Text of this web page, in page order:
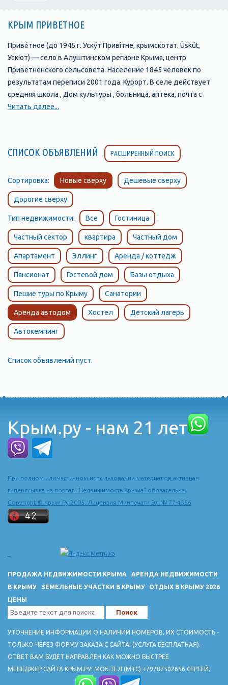
КРЫМ ПРИВЕТНОЕ
Приве́тное (до 1945 г. Уску́т Привітне, крымскотат. Üsküt,
Ускют) — село в Алуштинском регионе Крыма, центр
Приветненского сельсовета. Население 1845 человек по
результатам переписи 2001 года. Курорт. В селе действует
средняя школа , Дом культуры , больница, аптека, почта с
переговорным пунктом , восстановлена старинная мечеть .
Ускут, высота центра села над уровнем моря 72 м . Село
вытянулось вдоль автодороги Белогорск — Приветное,
же ближайшая железнодорожная станция. Село довольно
уединённое — расстояние до ближайших населённых пунктов
по шоссе около 15 км: Зеленогорье, Красносёловка
Белогорского района (через Главную гряду Крымских гор) и
Морское Судакского горсовета.
Читать далее...
СПИСОК ОБЪЯВЛЕНИЙ РАСШИРЕННЫЙ ПОИСК
Сортировка: Новые сверху Дешевые сверху
Дорогие сверху
Тип недвижимости: Все Гостиница
Частный сектор квартира Частный дом
Апартамент Эллинг Аренда / коттедж
Пансионат Гостевой дом Базы отдыха
Пешие туры по Крыму Санатории
Аренда автодом Хостел Детский лагерь
Автокемпинг
Список объявлений пуст.
Крым.ру - нам 21 лет
При полном или частичном использовании материалов активная
гиперссылка на портал "Недвижимость Крыма" обязательна.
Copyright © Крым.Ру 2005. Лицензия Минпечати Эл № 77-4556
ПРОДАЖА НЕДВИЖИМОСТИ КРЫМА
АРЕНДА НЕДВИЖИМОСТИ
В КРЫМУ
ЗЕМЕЛЬНЫЕ УЧАСТКИ В КРЫМУ
ОТДЫХ В КРЫМУ 2026
ЦЕНЫ
УТОЧНЕНИЕ ИНФОРМАЦИИ О НАЛИЧИИ НОМЕРОВ, ИХ СТОИМОСТЬ -
ТОЛЬКО ЧЕРЕЗ ФОРМУ ЗАКАЗА С САЙТА! (УСЛУГА БЕСПЛАТНАЯ).
ОТВЕТ ВАМ БУДЕТ НАПРАВЛЕН КАК МОЖНО БЫСТРЕЕ
МЕНЕДЖЕР САЙТА КРЫМ.РУ: МОБ.ТЕЛ (МТС) +79787502656 СЕРГЕЙ,